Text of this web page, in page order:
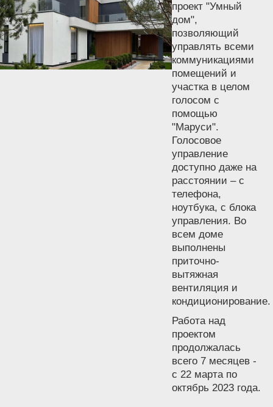
проект "Умный
дом",
позволяющий
управлять всеми
коммуникациями
помещений и
участка в целом
голосом с
помощью
"Маруси".
Голосовое
управление
доступно даже на
расстоянии – с
телефона,
ноутбука, с блока
управления. Во
всем доме
выполнены
приточно-
вытяжная
вентиляция и
кондиционирование.
Работа над
проектом
продолжалась
всего 7 месяцев -
с 22 марта по
октябрь 2023 года.